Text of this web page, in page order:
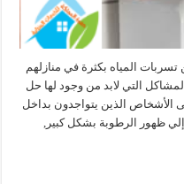
المياه بكثرة في منازلهم
التي لابد من وجود لها حل
الأشخاص الذين يتواجدون بداخل
ظهور الرطوبة بشكل كبير,